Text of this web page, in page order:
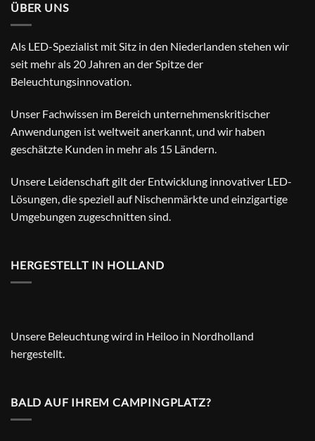
ÜBER UNS
Als LED-Spezialist mit Sitz in den Niederlanden stehen wir
seit mehr als 20 Jahren an der Spitze der
Beleuchtungsinnovation.
Unser Fachwissen im Bereich unternehmenskritischer
Anwendungen ist weltweit anerkannt, und wir haben
geschätzte Kunden in mehr als 15 Ländern.
Unsere Leidenschaft gilt der Entwicklung innovativer LED-
Lösungen, die speziell auf Nischenmärkte und einzigartige
Umgebungen zugeschnitten sind.
HERGESTELLT IN HOLLAND
Unsere Beleuchtung wird in Heiloo in Nordholland
hergestellt.
BALD AUF IHREM CAMPINGPLATZ?